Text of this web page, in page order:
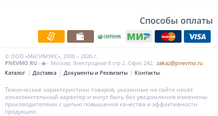
Способы оплаты
© ООО «МАГИМЭКС», 2000 – 2026 г.
PNEVMO.RU –◉– Москва, Электродная 8 стр 2. Офис 242. zakaz@pnevmo.ru
Каталог
Доставка Документы и Реквизиты Контакты
Технические характеристики товаров, указанные на сайте носят
ознакомительный характер и могут быть без уведомления изменены
производителями с целью повышения качества и эффективности
продукции.